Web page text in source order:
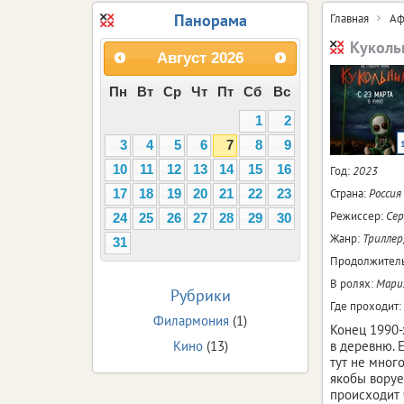
Главная
Год:2023
Страна:Россия
Режиссер:
Жанр:
В ролях:
Где проходит:
Конец
в деревню.
тут не
якобы
происходит
Панорама
Август 2026
Пн Вт Ср Чт Пт Сб
Вс
1
2
3
4 5 6 7 8
9
10
11 12 13 14 15
16
17
18 19 20 21 22
23
24
25 26 27 28 29
30
31
Рубрики
Филармония (1)
Кино(13)